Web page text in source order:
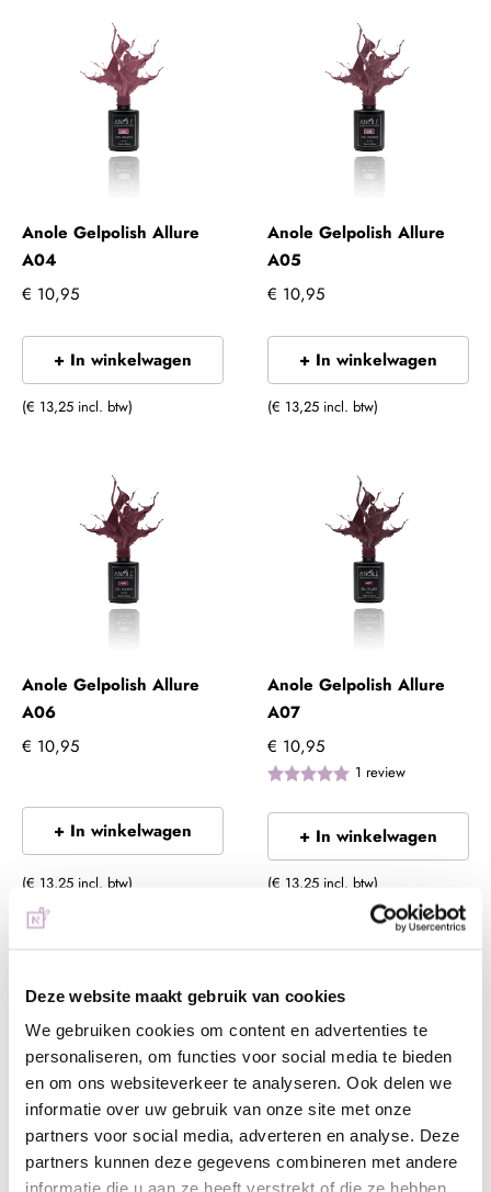
Deze website maakt gebruik van cookies
We gebruiken cookies om content en advertenties te
personaliseren, om functies voor social media te bieden
en om ons websiteverkeer te analyseren. Ook delen we
informatie over uw gebruik van onze site met onze
partners voor social media, adverteren en analyse. Deze
partners kunnen deze gegevens combineren met andere
informatie die u aan ze heeft verstrekt of die ze hebben
Anole Gelpolish Allure
A04
€ 10,95
+ In winkelwagen
(€ 13,25 incl. btw)
Anole Gelpolish Allure
A05
€ 10,95
+ In winkelwagen
(€ 13,25 incl. btw)
Anole Gelpolish Allure
A06
€ 10,95
+ In winkelwagen
(€ 13,25 incl. btw)
Anole Gelpolish Allure
A07
€ 10,95
1 review
+ In winkelwagen
(€ 13,25 incl. btw)
Anole Gelpolish Allure
Anole Gelpolish Allure